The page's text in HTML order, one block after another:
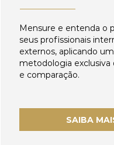
Mensure e entenda o
seus profissionais
externos, aplicando
metodologia exclusiva
e comparação.
SAIBA